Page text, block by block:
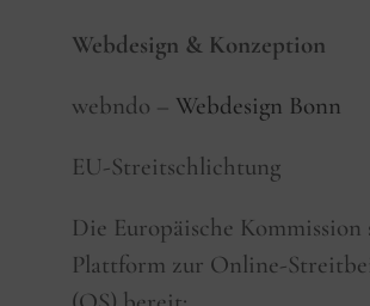
Webdesign & Konzeption
webndo – Webdesign Bonn
EU-Streitschlichtung
Die Europäische Kommission
Plattform zur Online-